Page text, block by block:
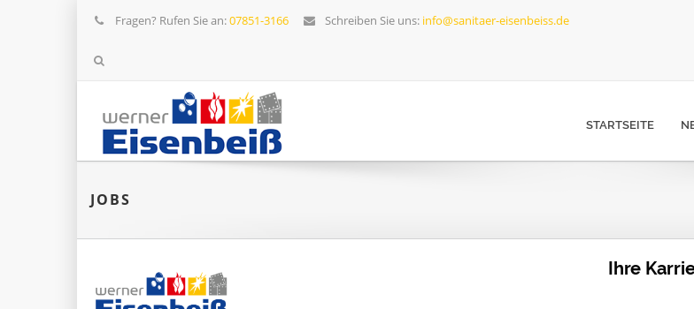
Fragen? Rufen Sie an:07851-3166 Schreiben Sie uns: info@sanitaer-eisenbeiss.de
STARTSEITE
JOBS
Ihre